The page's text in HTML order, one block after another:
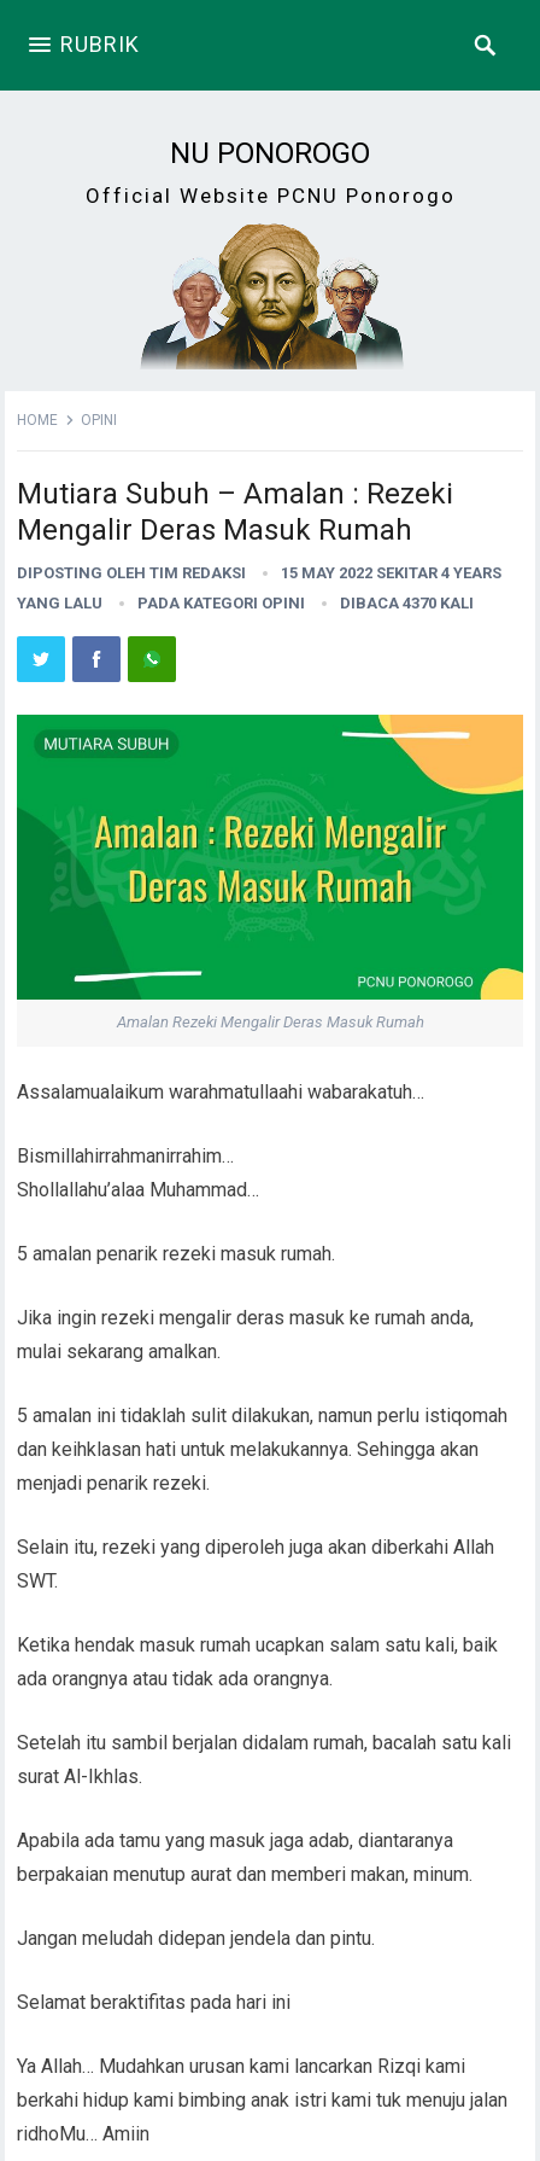
RUBRIK
NU PONOROGO
Official Website PCNU Ponorogo
HOME OPINI
Mutiara Subuh – Amalan : Rezeki
Mengalir Deras Masuk Rumah
DIPOSTING OLEHTIM REDAKSI
15 MAY 2022 SEKITAR 4 YEARS
YANG LALU
PADA KATEGORI OPINI DIBACA 4370 KALI
Amalan Rezeki Mengalir Deras Masuk Rumah
Assalamualaikum warahmatullaahi wabarakatuh…
Bismillahirrahmanirrahim…
Shollallahu’alaa Muhammad…
5 amalan penarik rezeki masuk rumah.
Jika ingin rezeki mengalir deras masuk ke rumah anda,
mulai sekarang amalkan.
5 amalan ini tidaklah sulit dilakukan, namun perlu istiqomah
dan keihklasan hati untuk melakukannya. Sehingga akan
menjadi penarik rezeki.
Selain itu, rezeki yang diperoleh juga akan diberkahi Allah
SWT.
Ketika hendak masuk rumah ucapkan salam satu kali, baik
ada orangnya atau tidak ada orangnya.
Setelah itu sambil berjalan didalam rumah, bacalah satu kali
surat Al-Ikhlas.
Apabila ada tamu yang masuk jaga adab, diantaranya
berpakaian menutup aurat dan memberi makan, minum.
Jangan meludah didepan jendela dan pintu.
Selamat beraktifitas pada hari ini
Ya Allah… Mudahkan urusan kami lancarkan Rizqi kami
berkahi hidup kami bimbing anak istri kami tuk menuju jalan
ridhoMu… Amiin